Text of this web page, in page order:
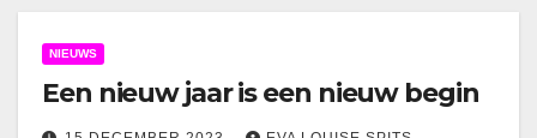
NIEUWS
Een nieuw jaar is een nieuw begin